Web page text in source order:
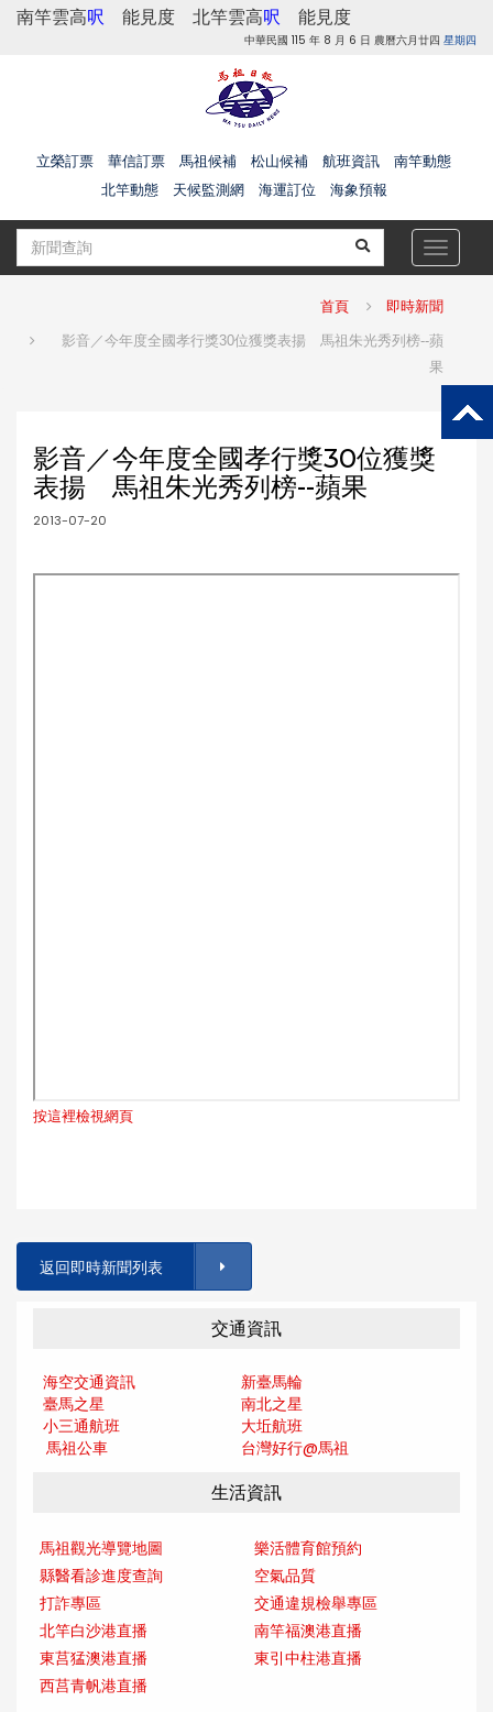
南竿雲高呎 能見度 北竿雲高呎 能見度
中華民國 115 年 8 月 6 日 農曆六月廿四 星期四
立榮訂票 華信訂票 馬祖候補 松山候補 航班資訊
南竿動態
北竿動態
天候監測網 海運訂位 海象預報
Toggle
首頁 即時新聞
影音／今年度全國孝行獎30位獲獎表揚 馬祖朱光秀列榜--蘋
果
影音／今年度全國孝行獎30位獲獎
表揚 馬祖朱光秀列榜--蘋果
2013-07-20
按這裡檢視網頁
返回即時新聞列表
交通資訊
海空交通資訊
新臺馬輪
臺馬之星
南北之星
小三通航班
大坵航班
馬祖公車
台灣好行@馬祖
生活資訊
馬祖觀光導覽地圖
樂活體育館預約
縣醫看診進度查詢
空氣品質
打詐專區
交通違規檢舉專區
北竿白沙港直播
南竿福澳港直播
東莒猛澳港直播
東引中柱港直播
西莒青帆港直播